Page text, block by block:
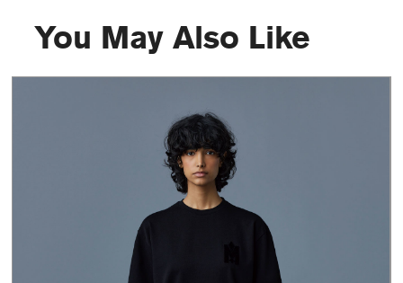
You May Also Like